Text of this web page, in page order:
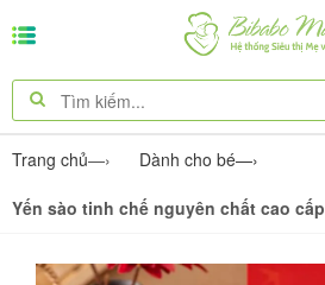
Trang chủ—› Dành cho bé—›
Yến sào tinh chế nguyên chất cao